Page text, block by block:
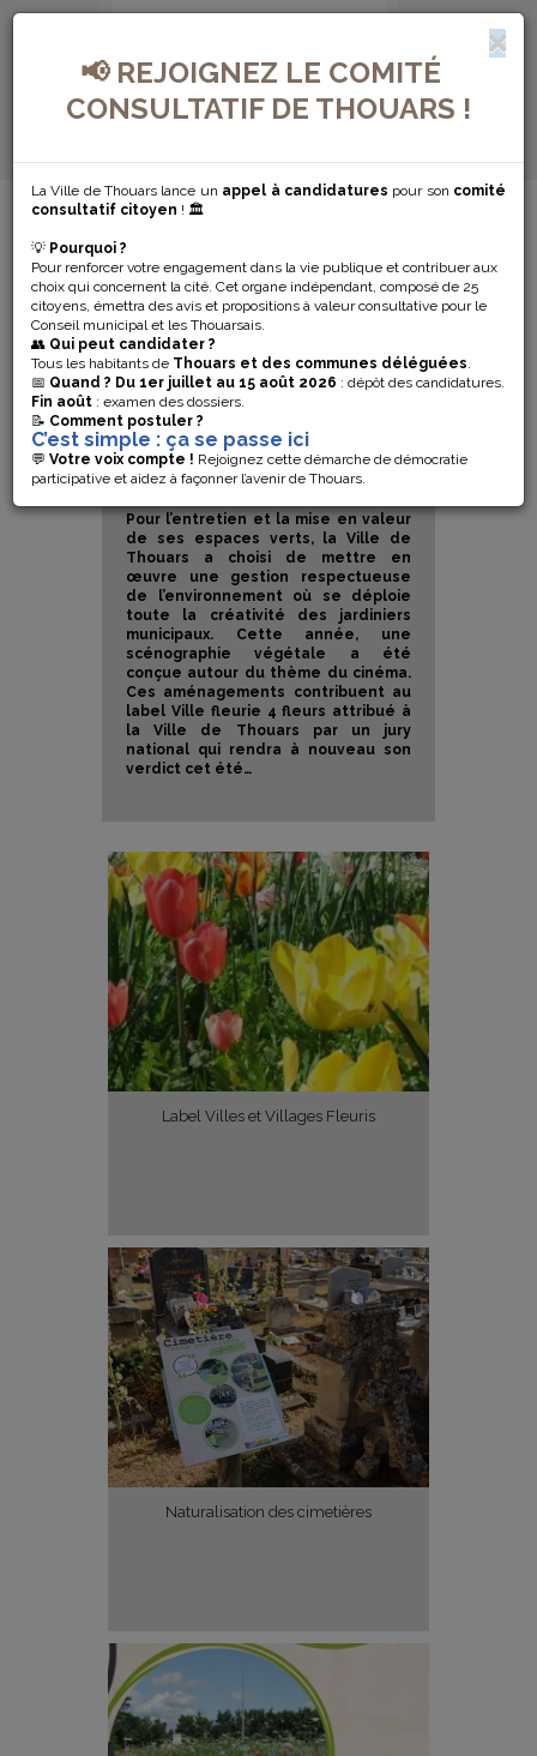
📢 REJOIGNEZ LE COMITÉ
CONSULTATIF DE THOUARS !
La Ville de Thouars lance un appel à candidatures pour son comité
consultatif citoyen ! 🏛️
💡 Pourquoi ?
Pour renforcer votre engagement dans la vie publique et contribuer aux
choix qui concernent la cité. Cet organe indépendant, composé de 25
citoyens, émettra des avis et propositions à valeur consultative pour le
Conseil municipal et les Thouarsais.
👥 Qui peut candidater ?
Tous les habitants de Thouars et des communes déléguées.
📅 Quand ? Du 1er juillet au 15 août 2026 : dépôt des candidatures.
Fin août : examen des dossiers.
📝 Comment postuler ?
C’est simple : ça se passe ici
💬 Votre voix compte ! Rejoignez cette démarche de démocratie
participative et aidez à façonner l’avenir de Thouars.
MENU DE NAVIGATION...
FLEURISSEMENT
DE LA VILLE
Pour l’entretien et la mise en valeur
de ses espaces verts, la Ville de
Thouars a choisi de mettre en
œuvre une gestion respectueuse
de l’environnement où se déploie
toute la créativité des jardiniers
municipaux. Cette année, une
scénographie végétale a été
conçue autour du thème du cinéma.
Ces aménagements contribuent au
label Ville fleurie 4 fleurs attribué à
la Ville de Thouars par un jury
national qui rendra à nouveau son
verdict cet été…
Label Villes et Villages Fleuris
Naturalisation des cimetières